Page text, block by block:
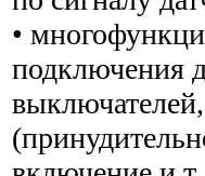
•
подключения